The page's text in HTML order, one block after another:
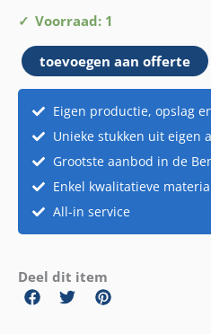
Voorraad: 1
Visnet
wit
aantaltoevoegen aan offerte
Eigen productie, opslag
Unieke stukken uit eigen
Grootste aanbod in de
Enkel kwalitatieve
All-in service
Deel dit item